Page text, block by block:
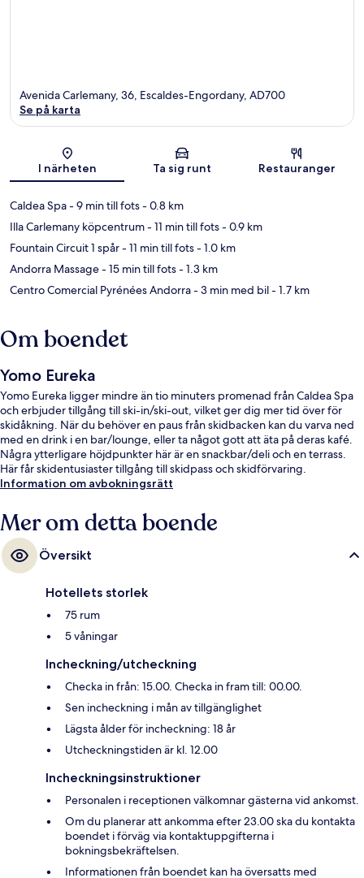
Karta
Avenida Carlemany, 36, Escaldes-Engordany, AD700
Se på karta
I närheten Ta sig runt Restauranger
Caldea Spa- 9 min till fots- 0.8 km
Illa Carlemany köpcentrum- 11 min till fots- 0.9 km
Fountain Circuit 1 spår- 11 min till fots- 1.0 km
Andorra Massage- 15 min till fots- 1.3 km
Centro Comercial Pyrénées Andorra- 3 min med bil- 1.7 km
Om boendet
Yomo Eureka
Yomo Eureka ligger mindre än tio minuters promenad från Caldea Spa
och erbjuder tillgång till ski-in/ski-out, vilket ger dig mer tid över för
skidåkning. När du behöver en paus från skidbacken kan du varva ned
med en drink i en bar/lounge, eller ta något gott att äta på deras kafé.
Några ytterligare höjdpunkter här är en snackbar/deli och en terrass.
Här får skidentusiaster tillgång till skidpass och skidförvaring.
Information om avbokningsrätt
Mer om detta boende
Översikt
Hotellets storlek
75 rum
5 våningar
Incheckning/utcheckning
Checka in från: 15.00. Checka in fram till: 00.00.
Sen incheckning i mån av tillgänglighet
Lägsta ålder för incheckning: 18 år
Utcheckningstiden är kl. 12.00
Incheckningsinstruktioner
Personalen i receptionen välkomnar gästerna vid ankomst.
Om du planerar att ankomma efter 23.00 ska du kontakta
boendet i förväg via kontaktuppgifterna i
bokningsbekräftelsen.
Informationen från boendet kan ha översatts med